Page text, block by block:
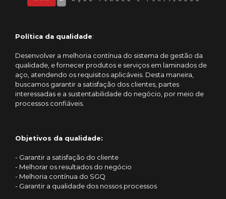
Política da qualidade:
Desenvolver a melhoria contínua do sistema de gestão da
qualidade, e fornecer produtos e serviços em laminados de
aço, atendendo os requisitos aplicáveis. Desta maneira,
buscamos garantir a satisfação dos clientes, partes
interessadas e a sustentabilidade do negócio, por meio de
processos confiáveis.
Objetivos da qualidade:
- Garantir a satisfação do cliente
- Melhorar os resultados do negócio
- Melhoria contínua do SGQ
- Garantir a qualidade dos nossos processos